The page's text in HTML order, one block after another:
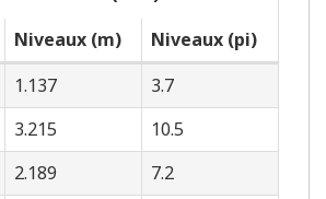
Niveaux (m)
Niveaux (pi)
1.137
3.7
3.215
10.5
2.189
7.2